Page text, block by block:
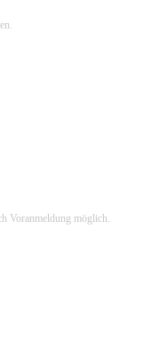
Voranmeldung möglich.